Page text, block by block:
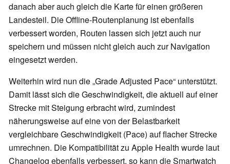
danach aber auch gleich die Karte für einen größeren
Landesteil. Die Offline-Routenplanung ist ebenfalls
verbessert worden, Routen lassen sich jetzt auch nur
speichern und müssen nicht gleich auch zur Navigation
eingesetzt werden.
Weiterhin wird nun die „Grade Adjusted Pace“ unterstützt.
Damit lässt sich die Geschwindigkeit, die aktuell auf einer
Strecke mit Steigung erbracht wird, zumindest
näherungsweise auf eine von der Belastbarkeit
vergleichbare Geschwindigkeit (Pace) auf flacher Strecke
umrechnen. Die Kompatibilität zu Apple Health wurde laut
Changelog ebenfalls verbessert, so kann die Smartwatch